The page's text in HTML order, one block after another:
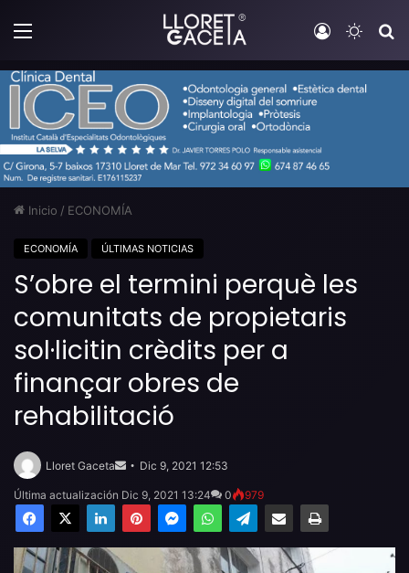
Menú Iniciar
Inicio / ECONOMÍA
ECONOMÍA ÚLTIMAS NOTICIAS
S’obre el termini perquè les
comunitats de propietaris
sol·licitin crèdits per a
finançar obres de
rehabilitació
Lloret Gaceta
email
Dic 9, 2021 12:53
Última actualización Dic 9, 2021 13:24 0 979
Facebook
X LinkedInPinterestMessengerWhatsAppTelegramCompartir por email Imprimir